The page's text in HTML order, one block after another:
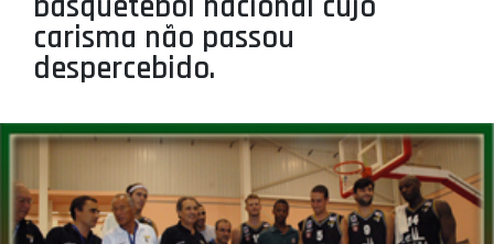
LIGA BETCLIC MASCULINA
LIGA BETCLIC FEMININA
carisma não passou
despercebido.